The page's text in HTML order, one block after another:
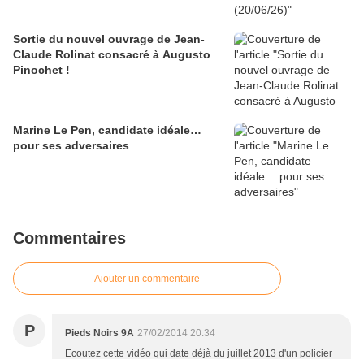
Sortie du nouvel ouvrage de Jean-
Claude Rolinat consacré à Augusto
Pinochet !
Marine Le Pen, candidate idéale…
pour ses adversaires
Commentaires
Ajouter un commentaire
P Pieds Noirs 9A 27/02/2014 20:34
Ecoutez cette vidéo qui date déjà du juillet 2013 d'un policier